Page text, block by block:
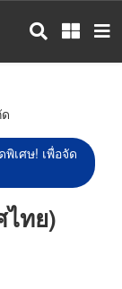
เศษ! เพื่อจัด
ทย)